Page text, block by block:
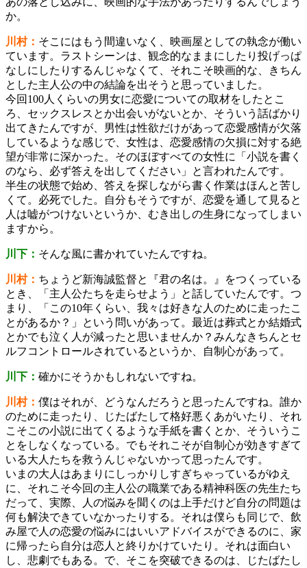
か。
川村： そこにはもう間違いなく、映画屋としての執念が働い
ています。ラストシーンは、観念的なままにしたり投げっぱ
なしにしたりするんじゃなくて、それこそ映画的な、きちん
とした主人公の中の結論を出そうと思っていました。
今回100人くらいの男女に恋愛についての取材をしたとこ
ろ、セックスレスとか出会いがないとか、そういう話ばかり
出てきたんですが、男性は性欲だけがあって恋愛感情が欠落
しているような感じで、女性は、恋愛感情の欠損に対する絶
望が非常に深かった。そのほぼすべての女性に「小説を書く
のなら、必ず答えを出してください」と言われたんです。
半生の状態で始め、答えを探しながら書く作業はほんと苦し
くて。必死でした。自分もそうですが、恋愛を通して見ると
人は嘘がつけないというか、むき出しの生身になってしまい
ますから。
川下： そんな風に書かれていたんですね。
川村： ちょうど新海誠監督と『君の名は。』をつくっている
とき、「主人公たちを走らせよう」と話していたんです。つ
まり、「この10年くらい、我々は好きな人のために走ったこ
とがあるか？」という問いがあって。最近は葬式とか結婚式
とかでも泣く人が減ったと思いませんか？みんなきちんとセ
ルフコントロールされているというか、自制心があって。
川下： 確かにそうかもしれないですね。
川村： 僕はそれが、どうなんだろうと思ったんですね。誰か
のために走ったり、じたばたして格好悪くあがいたり、それ
こそこの小説に出てくるような手紙を書くとか、そういうこ
とをしなくなっている。でもそれこそが自制心が効きすぎて
いる大人たちを救うんじゃないかって思ったんです。
いまの大人はあまりにしっかりしすぎちゃっているがゆえ
に、それこそ今回の主人公の職業である精神科医の先生たち
だって、実際、人の悩みを聞くのは上手だけど自分の問題は
何も解決できていなかったりする。それは僕らも同じで、飲
み屋で人の恋愛の悩みにはいいアドバイスができるのに、家
に帰ったら自分は恋人と終りかけていたり。それは面白い
し、悲劇でもある。で、そこを突破できるのは、じたばたし